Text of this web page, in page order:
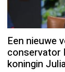
Een nieuwe
conservator
koningin